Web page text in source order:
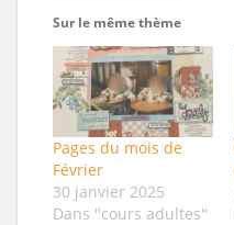
Sur le même thème
Pages du mois de
Février
30 janvier 2025
Dans "cours adultes"